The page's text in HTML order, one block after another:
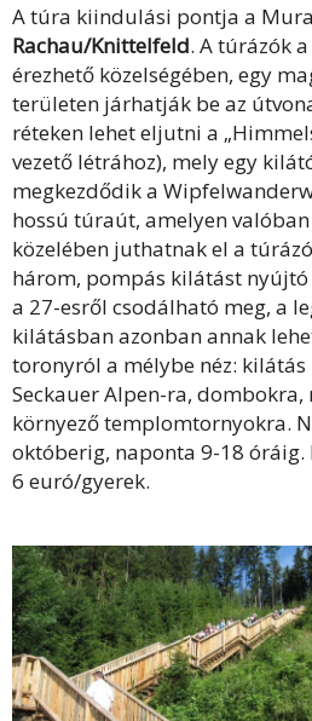
A túra kiindulási pontja a
Rachau/Knittelfeld. A túrázók
érezhető közelségében, egy
területen járhatják be az
réteken lehet eljutni a
vezető létrához), mely egy
megkezdődik a
hossú túraút, amelyen
közelében juthatnak el a
három, pompás kilátást nyújtó
a 27-esről csodálható meg, a
kilátásban azonban annak
toronyról a mélybe néz:
Seckauer Alpen-ra, dombokra,
környező templomtornyokra.
októberig, naponta 9-18
6 euró/gyerek.